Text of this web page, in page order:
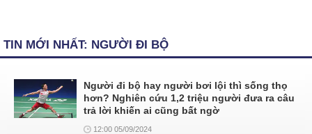
TIN MỚI NHẤT: NGƯỜI ĐI BỘ
Người đi bộ hay người bơi lội thì sống thọ
hơn? Nghiên cứu 1,2 triệu người đưa ra câu
trả lời khiến ai cũng bất ngờ
12:00 05/09/2024